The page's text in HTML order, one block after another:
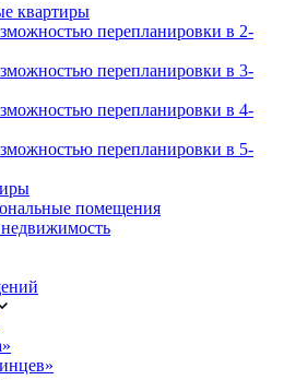
квартиры
перепланировки в 2-
перепланировки в 3-
перепланировки в 4-
перепланировки в 5-
помещения